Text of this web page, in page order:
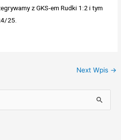
z GKS-em Rudki 1:2 i tym
25.
Next Wpis →